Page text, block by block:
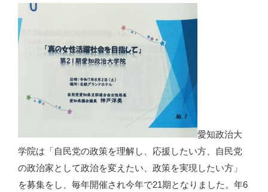
愛知政治大
学院は「自民党の政策を理解し、応援したい方、自民党
の政治家として政治を変えたい、政策を実現したい方」
を募集をし、毎年開催され今年で21期となりました。年6